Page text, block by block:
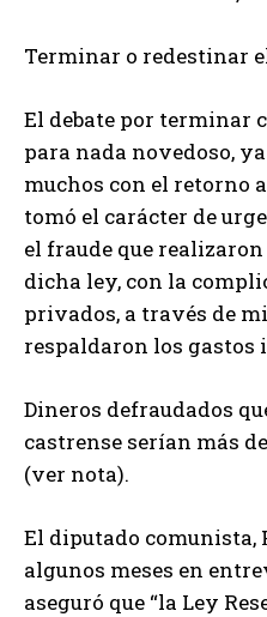
Terminar o redestinar el
El debate por terminar
para nada novedoso,
muchos con el retorno
tomó el carácter de
el fraude que
dicha ley, con la
privados, a través de
respaldaron los gastos
Dineros defraudados
castrense serían más
(ver nota).
El diputado comunista,
algunos meses en
aseguró que “la Ley